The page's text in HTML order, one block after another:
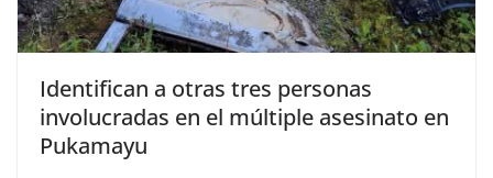
Identifican a otras tres personas
involucradas en el múltiple asesinato en
Pukamayu